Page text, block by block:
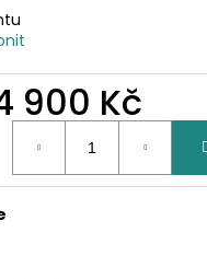
900 Kč